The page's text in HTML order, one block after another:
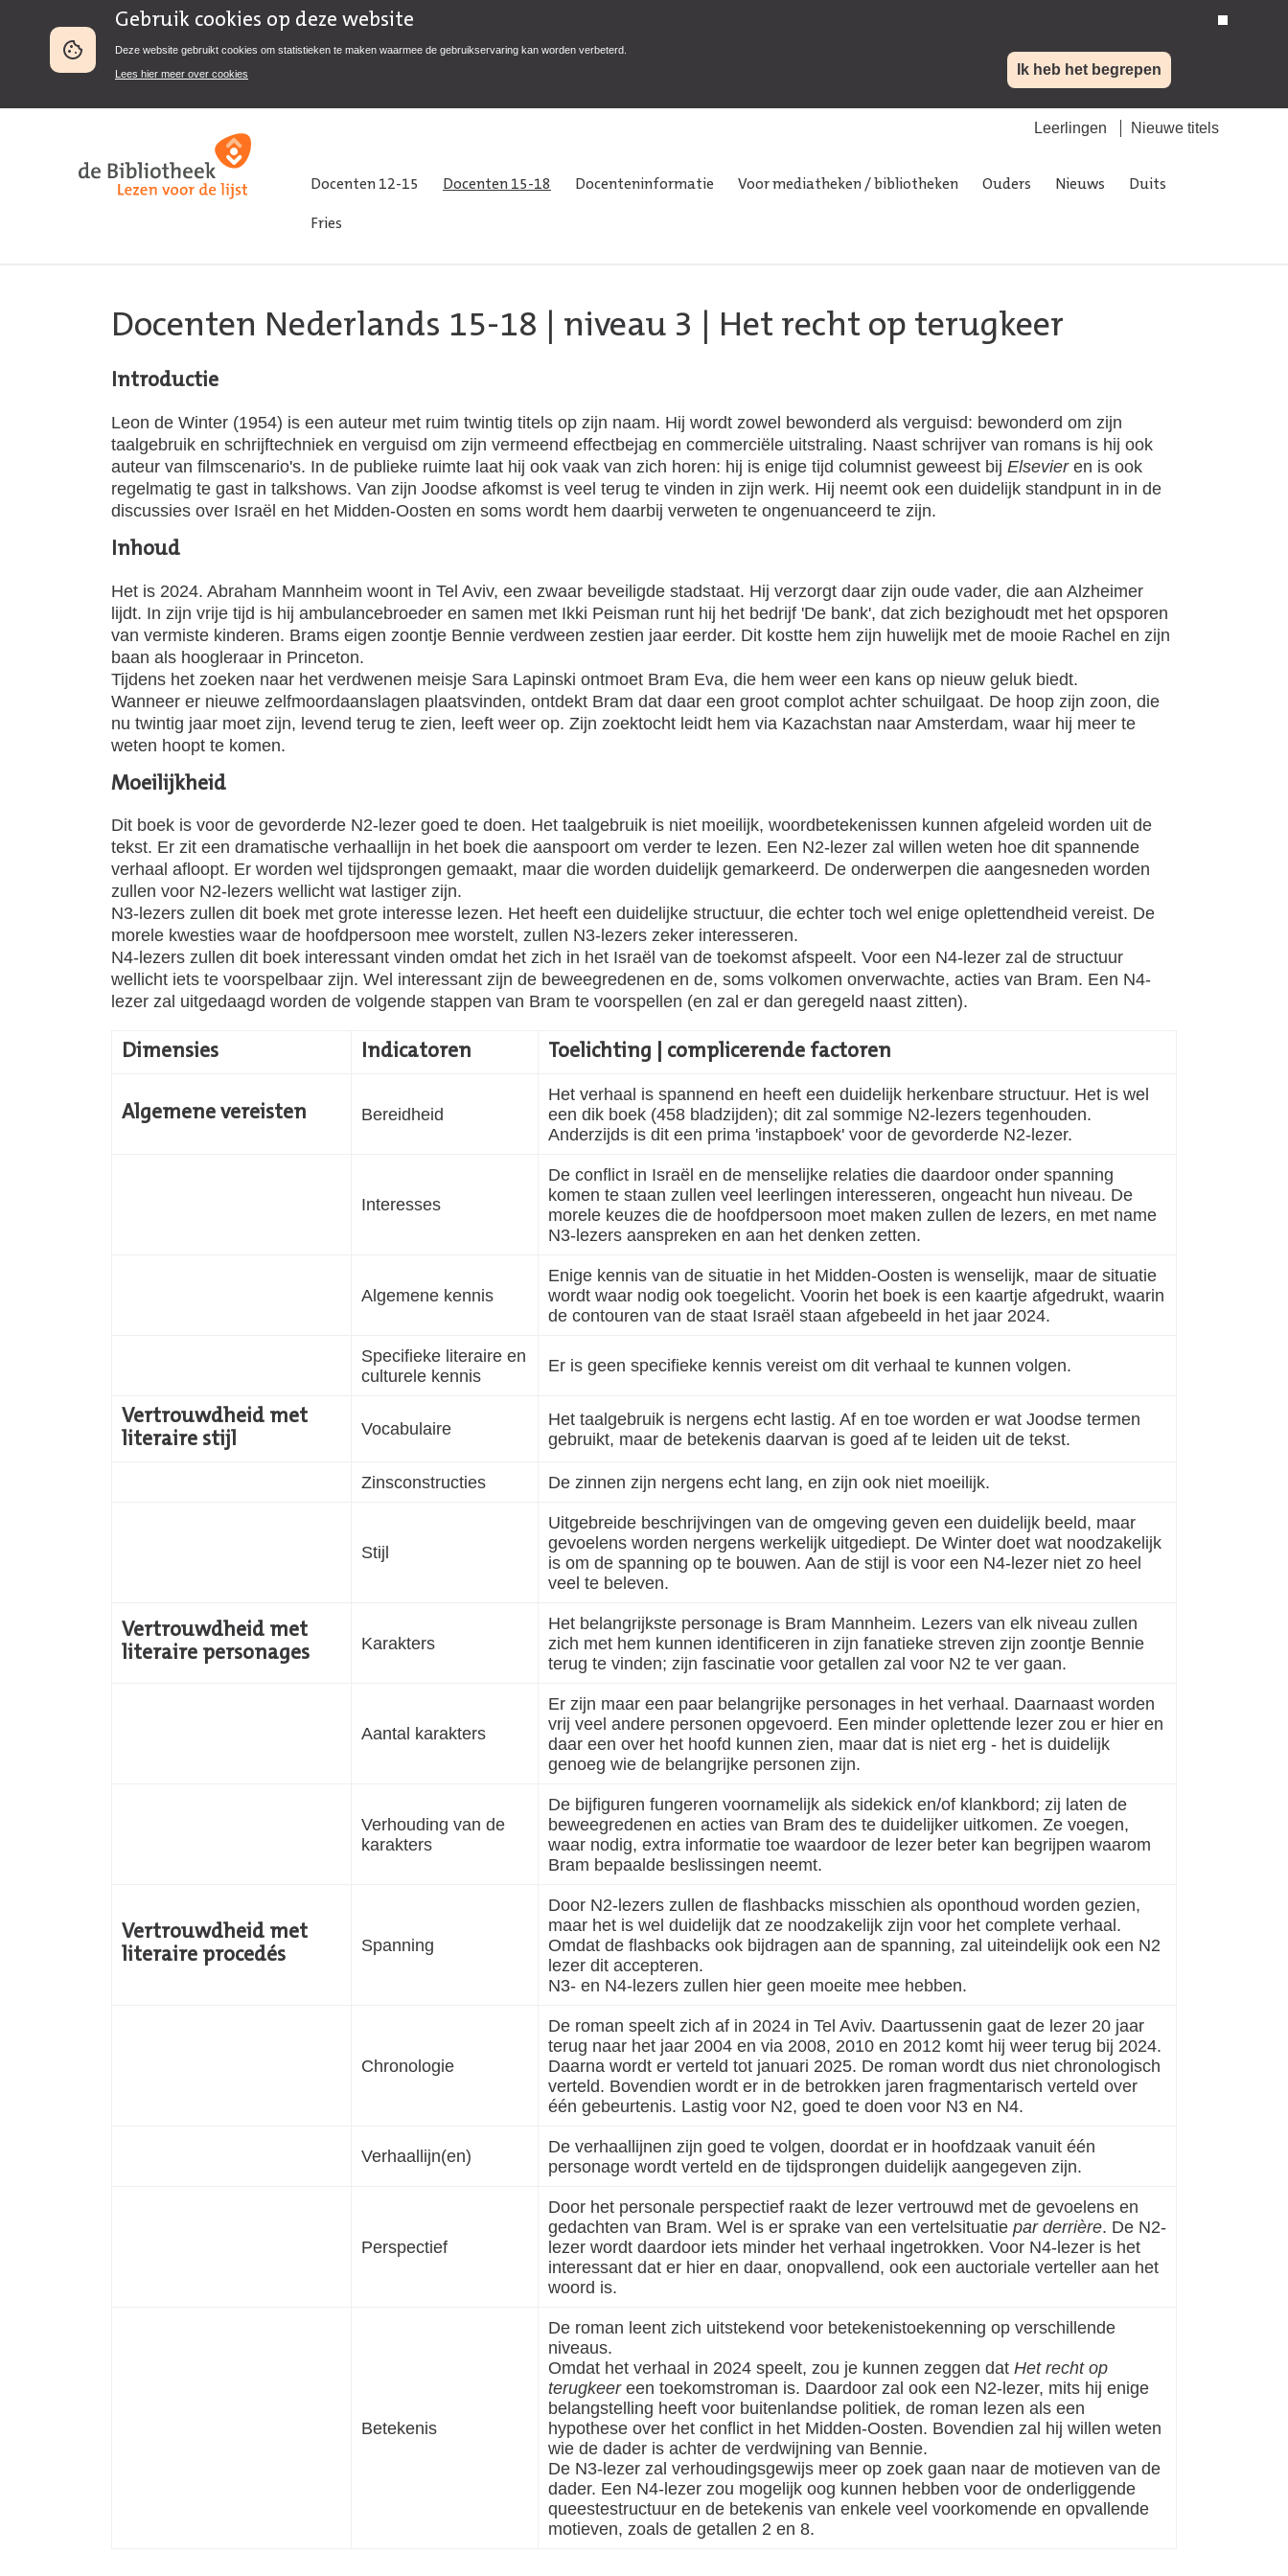
Gebruik cookies op deze website
Deze website gebruikt cookies om statistieken te maken waarmee de gebruikservaring kan worden verbeterd.
Lees hier meer over cookies Ik heb het begrepen
Leerlingen Nieuwe titels
Docenten 12-15 Docenten 15-18 Docenteninformatie Voor mediatheken / bibliotheken Ouders Nieuws Duits
Fries
Docenten Nederlands 15-18 niveau 3 | Het recht op terugkeer
Introductie
Leon de Winter (1954) is een auteur met ruim twintig titels op zijn naam. Hij wordt zowel bewonderd als verguisd: bewonderd om zijn
taalgebruik en schrijftechniek en verguisd om zijn vermeend effectbejag en commerciële uitstraling. Naast schrijver van romans is hij ook
auteur van filmscenario's. In de publieke ruimte laat hij ook vaak van zich horen: hij is enige tijd columnist geweest bij Elsevieren is ook
regelmatig te gast in talkshows. Van zijn Joodse afkomst is veel terug te vinden in zijn werk. Hij neemt ook een duidelijk standpunt in in de
discussies over Israël en het Midden-Oosten en soms wordt hem daarbij verweten te ongenuanceerd te zijn.
Inhoud
Het is 2024. Abraham Mannheim woont in Tel Aviv, een zwaar beveiligde stadstaat. Hij verzorgt daar zijn oude vader, die aan Alzheimer
lijdt. In zijn vrije tijd is hij ambulancebroeder en samen met Ikki Peisman runt hij het bedrijf 'De bank', dat zich bezighoudt met het opsporen
van vermiste kinderen. Brams eigen zoontje Bennie verdween zestien jaar eerder. Dit kostte hem zijn huwelijk met de mooie Rachel en zijn
baan als hoogleraar in Princeton.
Tijdens het zoeken naar het verdwenen meisje Sara Lapinski ontmoet Bram Eva, die hem weer een kans op nieuw geluk biedt.
Wanneer er nieuwe zelfmoordaanslagen plaatsvinden, ontdekt Bram dat daar een groot complot achter schuilgaat. De hoop zijn zoon, die
nu twintig jaar moet zijn, levend terug te zien, leeft weer op. Zijn zoektocht leidt hem via Kazachstan naar Amsterdam, waar hij meer te
weten hoopt te komen.
Moeilijkheid
Dit boek is voor de gevorderde N2-lezer goed te doen. Het taalgebruik is niet moeilijk, woordbetekenissen kunnen afgeleid worden uit de
tekst. Er zit een dramatische verhaallijn in het boek die aanspoort om verder te lezen. Een N2-lezer zal willen weten hoe dit spannende
verhaal afloopt. Er worden wel tijdsprongen gemaakt, maar die worden duidelijk gemarkeerd. De onderwerpen die aangesneden worden
zullen voor N2-lezers wellicht wat lastiger zijn.
N3-lezers zullen dit boek met grote interesse lezen. Het heeft een duidelijke structuur, die echter toch wel enige oplettendheid vereist. De
morele kwesties waar de hoofdpersoon mee worstelt, zullen N3-lezers zeker interesseren.
N4-lezers zullen dit boek interessant vinden omdat het zich in het Israël van de toekomst afspeelt. Voor een N4-lezer zal de structuur
wellicht iets te voorspelbaar zijn. Wel interessant zijn de beweegredenen en de, soms volkomen onverwachte, acties van Bram. Een N4-
lezer zal uitgedaagd worden de volgende stappen van Bram te voorspellen (en zal er dan geregeld naast zitten).
Dimensies Indicatoren Toelichting | complicerende factoren
Algemene vereisten Bereidheid
Het verhaal is spannend en heeft een duidelijk herkenbare structuur. Het is wel
een dik boek (458 bladzijden); dit zal sommige N2-lezers tegenhouden.
Anderzijds is dit een prima 'instapboek' voor de gevorderde N2-lezer.
Interesses
De conflict in Israël en de menselijke relaties die daardoor onder spanning
komen te staan zullen veel leerlingen interesseren, ongeacht hun niveau. De
morele keuzes die de hoofdpersoon moet maken zullen de lezers, en met name
N3-lezers aanspreken en aan het denken zetten.
Algemene kennis
Enige kennis van de situatie in het Midden-Oosten is wenselijk, maar de situatie
wordt waar nodig ook toegelicht. Voorin het boek is een kaartje afgedrukt, waarin
de contouren van de staat Israël staan afgebeeld in het jaar 2024.
Specifieke literaire en
culturele kennis
Er is geen specifieke kennis vereist om dit verhaal te kunnen volgen.
Vertrouwdheid met
literaire stijl
Vocabulaire
Het taalgebruik is nergens echt lastig. Af en toe worden er wat Joodse termen
gebruikt, maar de betekenis daarvan is goed af te leiden uit de tekst.
Zinsconstructies De zinnen zijn nergens echt lang, en zijn ook niet moeilijk.
Stijl
Uitgebreide beschrijvingen van de omgeving geven een duidelijk beeld, maar
gevoelens worden nergens werkelijk uitgediept. De Winter doet wat noodzakelijk
is om de spanning op te bouwen. Aan de stijl is voor een N4-lezer niet zo heel
veel te beleven.
Vertrouwdheid met
literaire personages
Karakters
Het belangrijkste personage is Bram Mannheim. Lezers van elk niveau zullen
zich met hem kunnen identificeren in zijn fanatieke streven zijn zoontje Bennie
terug te vinden; zijn fascinatie voor getallen zal voor N2 te ver gaan.
Aantal karakters
Er zijn maar een paar belangrijke personages in het verhaal. Daarnaast worden
vrij veel andere personen opgevoerd. Een minder oplettende lezer zou er hier en
daar een over het hoofd kunnen zien, maar dat is niet erg - het is duidelijk
genoeg wie de belangrijke personen zijn.
Verhouding van de
karakters
De bijfiguren fungeren voornamelijk als sidekick en/of klankbord; zij laten de
beweegredenen en acties van Bram des te duidelijker uitkomen. Ze voegen,
waar nodig, extra informatie toe waardoor de lezer beter kan begrijpen waarom
Bram bepaalde beslissingen neemt.
Vertrouwdheid met
literaire procedés
Spanning
Door N2-lezers zullen de flashbacks misschien als oponthoud worden gezien,
maar het is wel duidelijk dat ze noodzakelijk zijn voor het complete verhaal.
Omdat de flashbacks ook bijdragen aan de spanning, zal uiteindelijk ook een N2
lezer dit accepteren.
N3- en N4-lezers zullen hier geen moeite mee hebben.
Chronologie
De roman speelt zich af in 2024 in Tel Aviv. Daartussenin gaat de lezer 20 jaar
terug naar het jaar 2004 en via 2008, 2010 en 2012 komt hij weer terug bij 2024.
Daarna wordt er verteld tot januari 2025. De roman wordt dus niet chronologisch
verteld. Bovendien wordt er in de betrokken jaren fragmentarisch verteld over
één gebeurtenis. Lastig voor N2, goed te doen voor N3 en N4.
Verhaallijn(en)
De verhaallijnen zijn goed te volgen, doordat er in hoofdzaak vanuit één
personage wordt verteld en de tijdsprongen duidelijk aangegeven zijn.
Perspectief
Door het personale perspectief raakt de lezer vertrouwd met de gevoelens en
gedachten van Bram. Wel is er sprake van een vertelsituatie par derrière. De N2-
lezer wordt daardoor iets minder het verhaal ingetrokken. Voor N4-lezer is het
interessant dat er hier en daar, onopvallend, ook een auctoriale verteller aan het
woord is.
Betekenis
De roman leent zich uitstekend voor betekenistoekenning op verschillende
niveaus.
Omdat het verhaal in 2024 speelt, zou je kunnen zeggen dat Het recht op
terugkeereen toekomstroman is. Daardoor zal ook een N2-lezer, mits hij enige
belangstelling heeft voor buitenlandse politiek, de roman lezen als een
hypothese over het conflict in het Midden-Oosten. Bovendien zal hij willen weten
wie de dader is achter de verdwijning van Bennie.
De N3-lezer zal verhoudingsgewijs meer op zoek gaan naar de motieven van de
dader. Een N4-lezer zou mogelijk oog kunnen hebben voor de onderliggende
queestestructuur en de betekenis van enkele veel voorkomende en opvallende
motieven, zoals de getallen 2 en 8.